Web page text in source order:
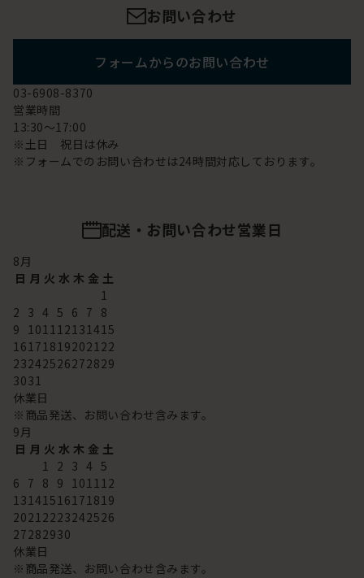
お問い合わせ
フォームからのお問い合わせ
03-6908-8370
営業時間
13:30～17:00
※土日 祝日は休み
※フォームでのお問い合わせは24時間対応しております。
配送・お問い合わせ営業日
8月
日 月 火 水 木 金 土
1
2 3 4 5 6 7 8
9 101112131415
16171819202122
23242526272829
3031
休業日
※商品発送、お問い合わせ含みます。
9月
日 月 火 水 木 金 土
1 2 3 4 5
6 7 8 9 101112
13141516171819
20212223242526
27282930
休業日
※商品発送、お問い合わせ含みます。